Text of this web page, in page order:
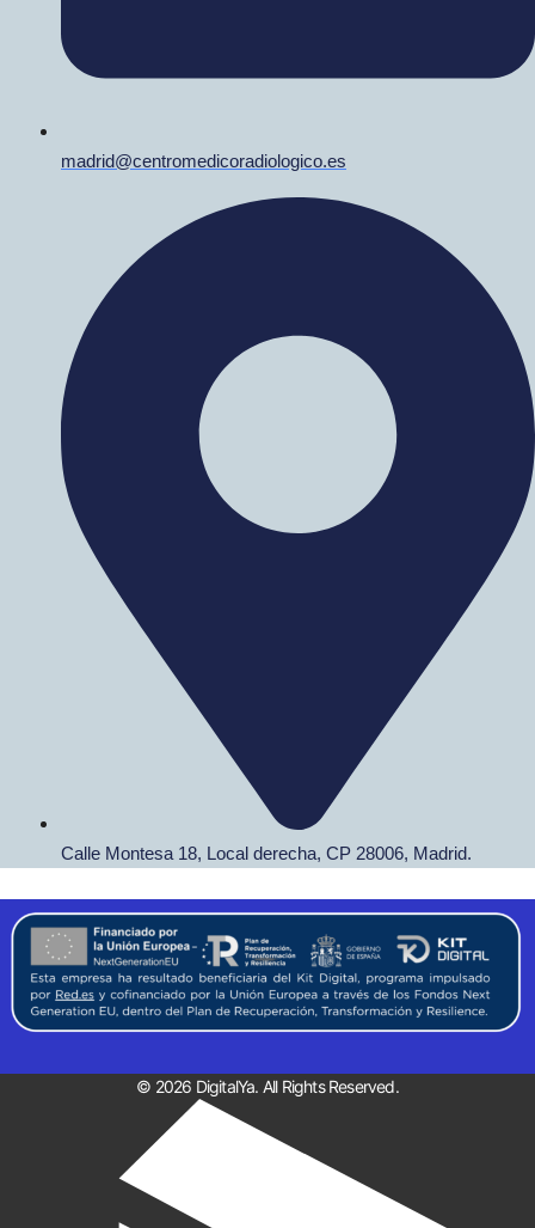
madrid@centromedicoradiologico.es
Calle Montesa 18, Local derecha, CP 28006, Madrid.
© 2026 DigitalYa. All Rights Reserved.